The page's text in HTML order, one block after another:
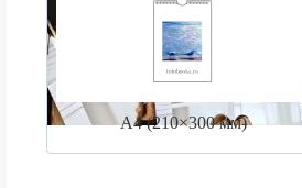
А4 (210×300 мм)